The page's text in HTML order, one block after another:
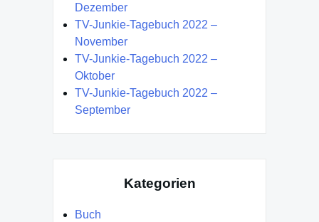
Dezember
TV-Junkie-Tagebuch 2022 –
November
TV-Junkie-Tagebuch 2022 –
Oktober
TV-Junkie-Tagebuch 2022 –
September
Kategorien
Buch